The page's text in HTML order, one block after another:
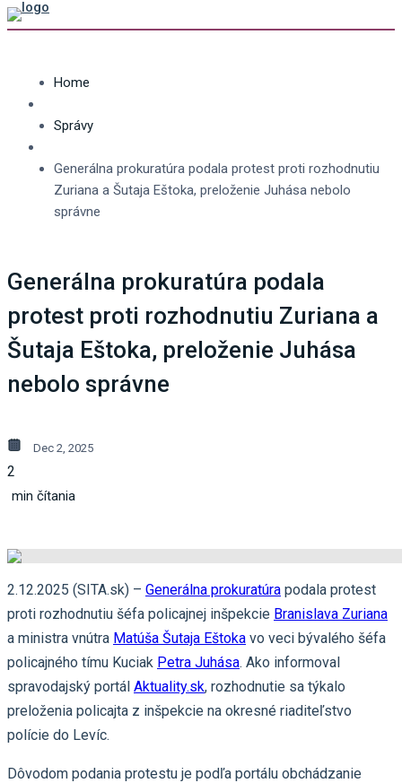
Home
Správy
Generálna prokuratúra podala protest proti rozhodnutiu
Zuriana a Šutaja Eštoka, preloženie Juhása nebolo
správne
Generálna prokuratúra podala
protest proti rozhodnutiu Zuriana a
Šutaja Eštoka, preloženie Juhása
nebolo správne
Dec 2, 2025
2
min čítania
2.12.2025 (SITA.sk) – Generálna prokuratúra podala protest
proti rozhodnutiu šéfa policajnej inšpekcie Branislava Zuriana
a ministra vnútra Matúša Šutaja Eštoka vo veci bývalého šéfa
policajného tímu Kuciak Petra Juhása. Ako informoval
spravodajský portál Aktuality.sk, rozhodnutie sa týkalo
preloženia policajta z inšpekcie na okresné riaditeľstvo
polície do Levíc.
Dôvodom podania protestu je podľa portálu obchádzanie